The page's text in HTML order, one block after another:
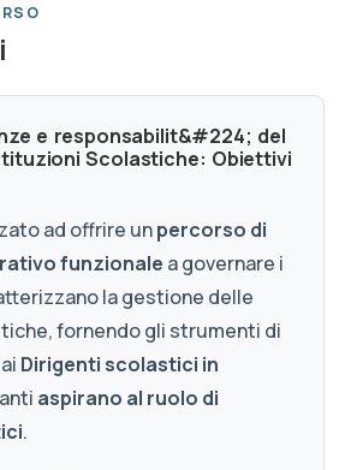
e responsabilit&#224; del
Scolastiche: Obiettivi
ad offrire unpercorso di
funzionale a governare i
la gestione delle
fornendo gli strumenti di
ai Dirigenti scolastici in
aspirano al ruolo di
.